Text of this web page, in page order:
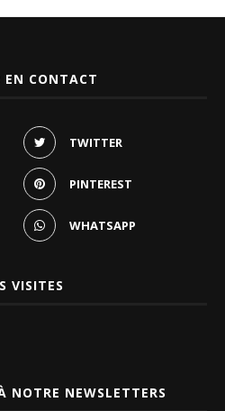
EN CONTACT
TWITTER
PINTEREST
WHATSAPP
VISITES
NOTRE NEWSLETTERS